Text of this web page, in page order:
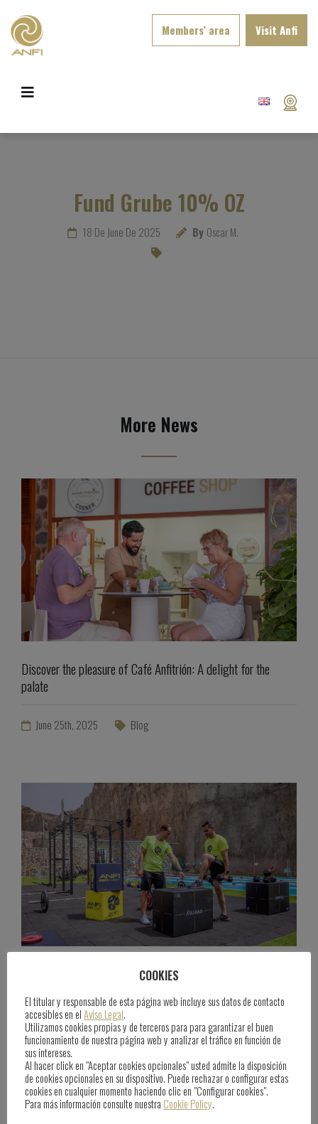
Members’ area Visit Anfi
Fund Grube 10% OZ
18 De June De 2025 By Oscar M.
More News
Discover the pleasure of Café Anfitrión: A delight for the
palate
June 25th, 2025 Blog
June 25th, 2025 Blog
COOKIES
El titular y responsable de esta página web incluye sus datos de contacto
accesibles en elAviso Legal.
Utilizamos cookies propias y de terceros para para garantizar el buen
funcionamiento de nuestra página web y analizar el tráfico en función de
sus intereses.
Al hacer click en "Aceptar cookies opcionales" usted admite la disposición
de cookies opcionales en su dispositivo. Puede rechazar o configurar estas
cookies en cualquier momento haciendo clic en "Configurar cookies".
Para más información consulte nuestra Cookie Policy.